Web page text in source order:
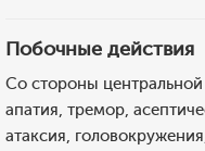
Побочные действия
Со стороны
апатия, тремор,
атаксия,